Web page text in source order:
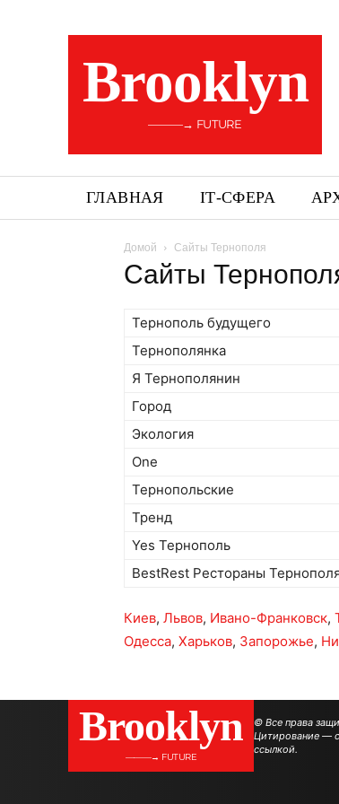
Brooklyn
———→ FUTURE
ГЛАВНАЯ ІТ-СФЕРА
Домой Сайты Тернополя
Сайты
Тернополь будущего
Тернополянка
Я Тернополянин
Город
Экология
One
Тернопольские
Тренд
Yes Тернополь
BestRest Рестораны
Киев, Львов, Ивано-Франковск,
Одесса, Харьков, Запорожье,
Brooklyn
———→ FUTURE
© Все права
Цитирование —
ссылкой.